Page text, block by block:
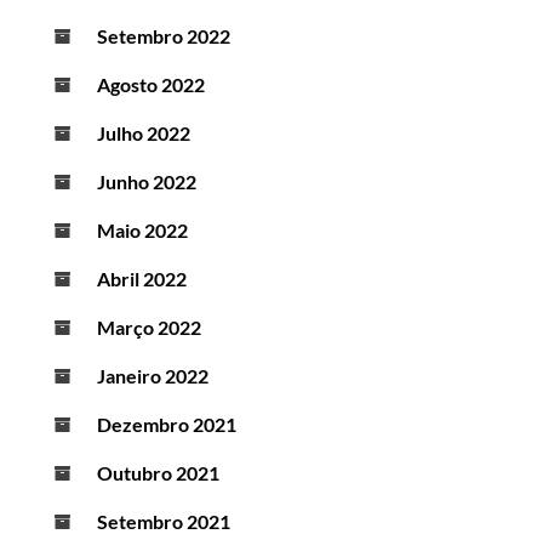
Setembro 2022
Agosto 2022
Julho 2022
Junho 2022
Maio 2022
Abril 2022
Março 2022
Janeiro 2022
Dezembro 2021
Outubro 2021
Setembro 2021